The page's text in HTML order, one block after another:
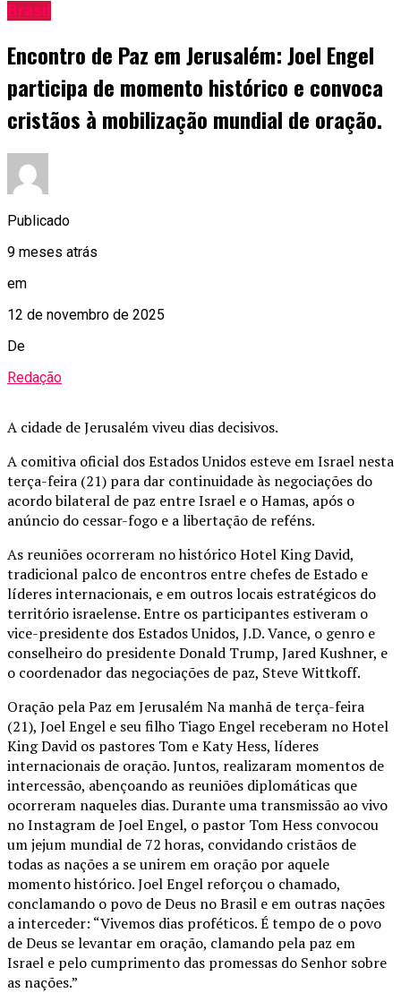
Brasil
Encontro de Paz em Jerusalém: Joel Engel
participa de momento histórico e convoca
cristãos à mobilização mundial de oração.
Publicado
9 meses atrás
em
12 de novembro de 2025
De
Redação
A cidade de Jerusalém viveu dias decisivos.
A comitiva oficial dos Estados Unidos esteve em Israel nesta
terça-feira (21) para dar continuidade às negociações do
acordo bilateral de paz entre Israel e o Hamas, após o
anúncio do cessar-fogo e a libertação de reféns.
As reuniões ocorreram no histórico Hotel King David,
tradicional palco de encontros entre chefes de Estado e
líderes internacionais, e em outros locais estratégicos do
território israelense. Entre os participantes estiveram o
vice-presidente dos Estados Unidos, J.D. Vance, o genro e
conselheiro do presidente Donald Trump, Jared Kushner, e
o coordenador das negociações de paz, Steve Wittkoff.
Oração pela Paz em Jerusalém Na manhã de terça-feira
(21), Joel Engel e seu filho Tiago Engel receberam no Hotel
King David os pastores Tom e Katy Hess, líderes
internacionais de oração. Juntos, realizaram momentos de
intercessão, abençoando as reuniões diplomáticas que
ocorreram naqueles dias. Durante uma transmissão ao vivo
no Instagram de Joel Engel, o pastor Tom Hess convocou
um jejum mundial de 72 horas, convidando cristãos de
todas as nações a se unirem em oração por aquele
momento histórico. Joel Engel reforçou o chamado,
conclamando o povo de Deus no Brasil e em outras nações
a interceder: “Vivemos dias proféticos. É tempo de o povo
de Deus se levantar em oração, clamando pela paz em
Israel e pelo cumprimento das promessas do Senhor sobre
as nações.”